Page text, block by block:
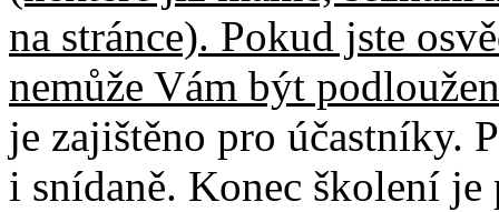
na stránce). Pokud jste
nemůže Vám být
je zajištěno pro účastníky.
i snídaně. Konec školení